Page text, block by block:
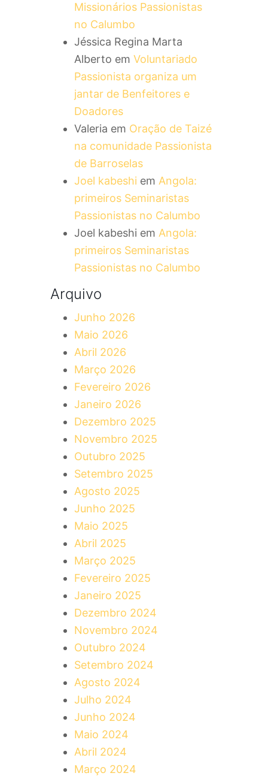
Missionários Passionistas
no Calumbo
Jéssica Regina Marta
Alberto em Voluntariado
Passionista organiza um
jantar de Benfeitores e
Doadores
Valeria em Oração de Taizé
na comunidade Passionista
de Barroselas
Joel kabeshi em Angola:
primeiros Seminaristas
Passionistas no Calumbo
Joel kabeshi em Angola:
primeiros Seminaristas
Passionistas no Calumbo
Arquivo
Junho 2026
Maio 2026
Abril 2026
Março 2026
Fevereiro 2026
Janeiro 2026
Dezembro 2025
Novembro 2025
Outubro 2025
Setembro 2025
Agosto 2025
Junho 2025
Maio 2025
Abril 2025
Março 2025
Fevereiro 2025
Janeiro 2025
Dezembro 2024
Novembro 2024
Outubro 2024
Setembro 2024
Agosto 2024
Julho 2024
Junho 2024
Maio 2024
Abril 2024
Março 2024